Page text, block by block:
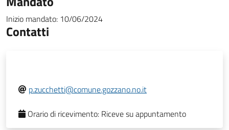
Inizio mandato: 10/06/2024
Contatti
p.zucchetti@comune.gozzano.no.it
Orario di ricevimento: Riceve su appuntamento